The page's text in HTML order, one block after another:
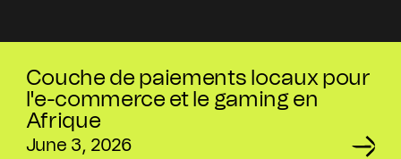
Couche de paiements locaux pour
l'e-commerce et le gaming en
Afrique
June 3, 2026